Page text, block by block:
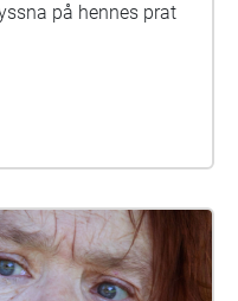
på hennes prat